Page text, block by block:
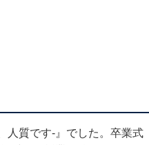
人質です-』でした。卒業式